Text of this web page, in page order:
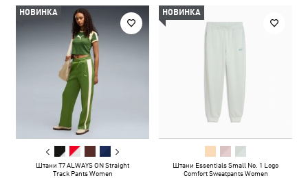
НОВИНКА
Штани T7 ALWAYS ON Straight
Track Pants Women
НОВИНКА
Штани Essentials Small No. 1 Logo
Comfort Sweatpants Women